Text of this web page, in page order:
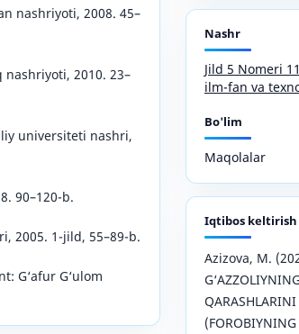
nashriyoti, 2008. 45–
nashriyoti, 2010. 23–
universiteti nashri,
90–120-b.
2005. 1-jild, 55–89-b.
G‘afur G‘ulom
Nashr
Jild 5 Nomeri
ilm-fan va
Bo'lim
Maqolalar
Iqtibos
Azizova, M.
(FOROBIYNING